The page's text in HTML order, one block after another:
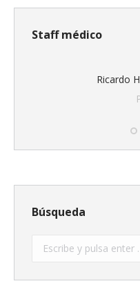
Staff médico
Ricardo
Búsqueda
Buscar: